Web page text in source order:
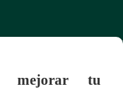
mejorar tu